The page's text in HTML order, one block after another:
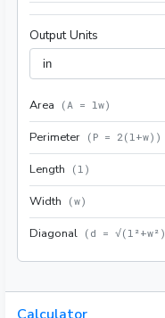
Output Units
Area (A = lw)
Perimeter ( P = 2(l+w) )
Length ( l )
Width (w)
Diagonal ( d = √(l²+w²)